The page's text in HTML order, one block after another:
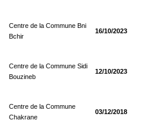
Centre de la Commune Bni
Bchir
16/10/2023
Centre de la Commune Sidi
Bouzineb
12/10/2023
Centre de la Commune
Chakrane
03/12/2018